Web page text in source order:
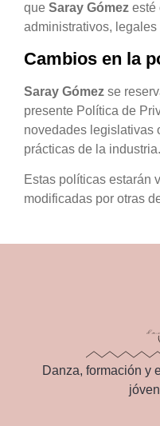
que Saray Gómez esté
administrativos, legales
Cambios en la
Saray Gómez se
presente Política de
novedades legislativas
prácticas de la industria.
Estas políticas estarán
modificadas por otras
Danza, formación y